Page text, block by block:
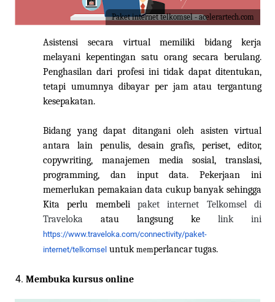
Paket internet telkomsel - acelerartech.com
Asistensi secara virtual memiliki bidang kerja
melayani kepentingan satu orang secara berulang.
Penghasilan dari profesi ini tidak dapat ditentukan,
tetapi umumnya dibayar per jam atau tergantung
kesepakatan.
Bidang yang dapat ditangani oleh asisten virtual
antara lain penulis, desain grafis, periset, editor,
copywriting, manajemen media sosial, translasi,
programming, dan input data. Pekerjaan ini
memerlukan pemakaian data cukup banyak sehingga
Kita perlu membeli paket internet Telkomsel di
Traveloka atau langsung ke link ini
https://www.traveloka.com/connectivity/paket-
internet/telkomsel untuk memperlancar tugas.
Membuka kursus online